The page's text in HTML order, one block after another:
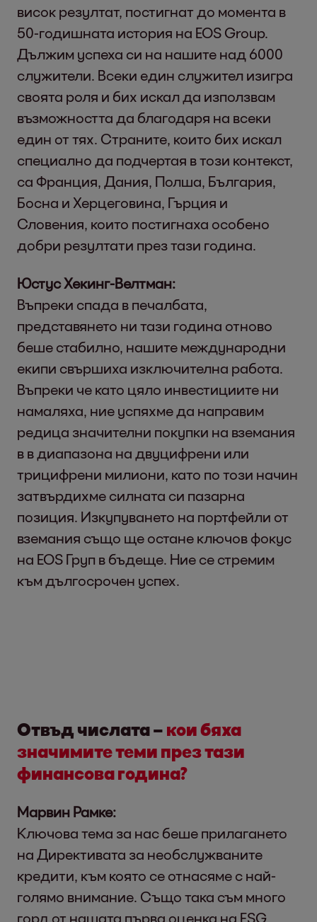
висок резултат, постигнат до момента в
50-годишната история на EOS Group.
Дължим успеха си на нашите над 6000
служители. Всеки един служител изигра
своята роля и бих искал да използвам
възможността да благодаря на всеки
един от тях. Страните, които бих искал
специално да подчертая в този контекст,
са Франция, Дания, Полша, България,
Босна и Херцеговина, Гърция и
Словения, които постигнаха особено
добри резултати през тази година.
Юстус Хекинг-Велтман:
Въпреки спада в печалбата,
представянето ни тази година отново
беше стабилно, нашите международни
екипи свършиха изключителна работа.
Въпреки че като цяло инвестициите ни
намаляха, ние успяхме да направим
редица значителни покупки на вземания
в в диапазона на двуцифрени или
трицифрени милиони, като по този начин
затвърдихме силната си пазарна
позиция. Изкупуването на портфейли от
вземания също ще остане ключов фокус
на EOS Груп в бъдеще. Ние се стремим
към дългосрочен успех.
Отвъд числата – кои бяха
значимите теми през тази
финансова година?
Марвин Рамке:
Ключова тема за нас беше прилагането
на Директивата за необслужваните
кредити, към която се отнасяме с най-
голямо внимание. Също така съм много
горд от нашата първа оценка на ESG